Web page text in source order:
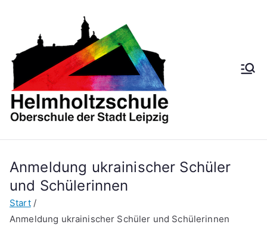
ule
Anmeldung ukrainischer Schüler
und Schülerinnen
Start
Anmeldung ukrainischer Schüler und Schülerinnen